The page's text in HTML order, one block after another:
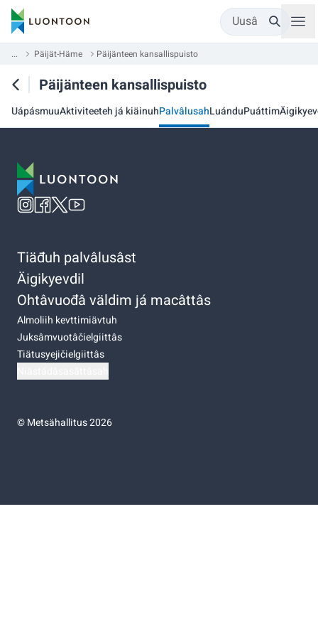
Uusâ
... Päijät-Häme Päijänteen kansallispuisto
Päijänteen kansallispuisto
UápásmuuAktiviteeteh já kiäinuhPalvâlusahLuánduPuáttim
Tiäđuh palvâlusâst
Äigikyevdil
Ohtâvuođâ väldim já macâttâs
Almoliih kevttimiävtuh
Juksâmvuotâčielgiittâs
Tiätusyejičielgiittâs
©Metsähallitus 2026